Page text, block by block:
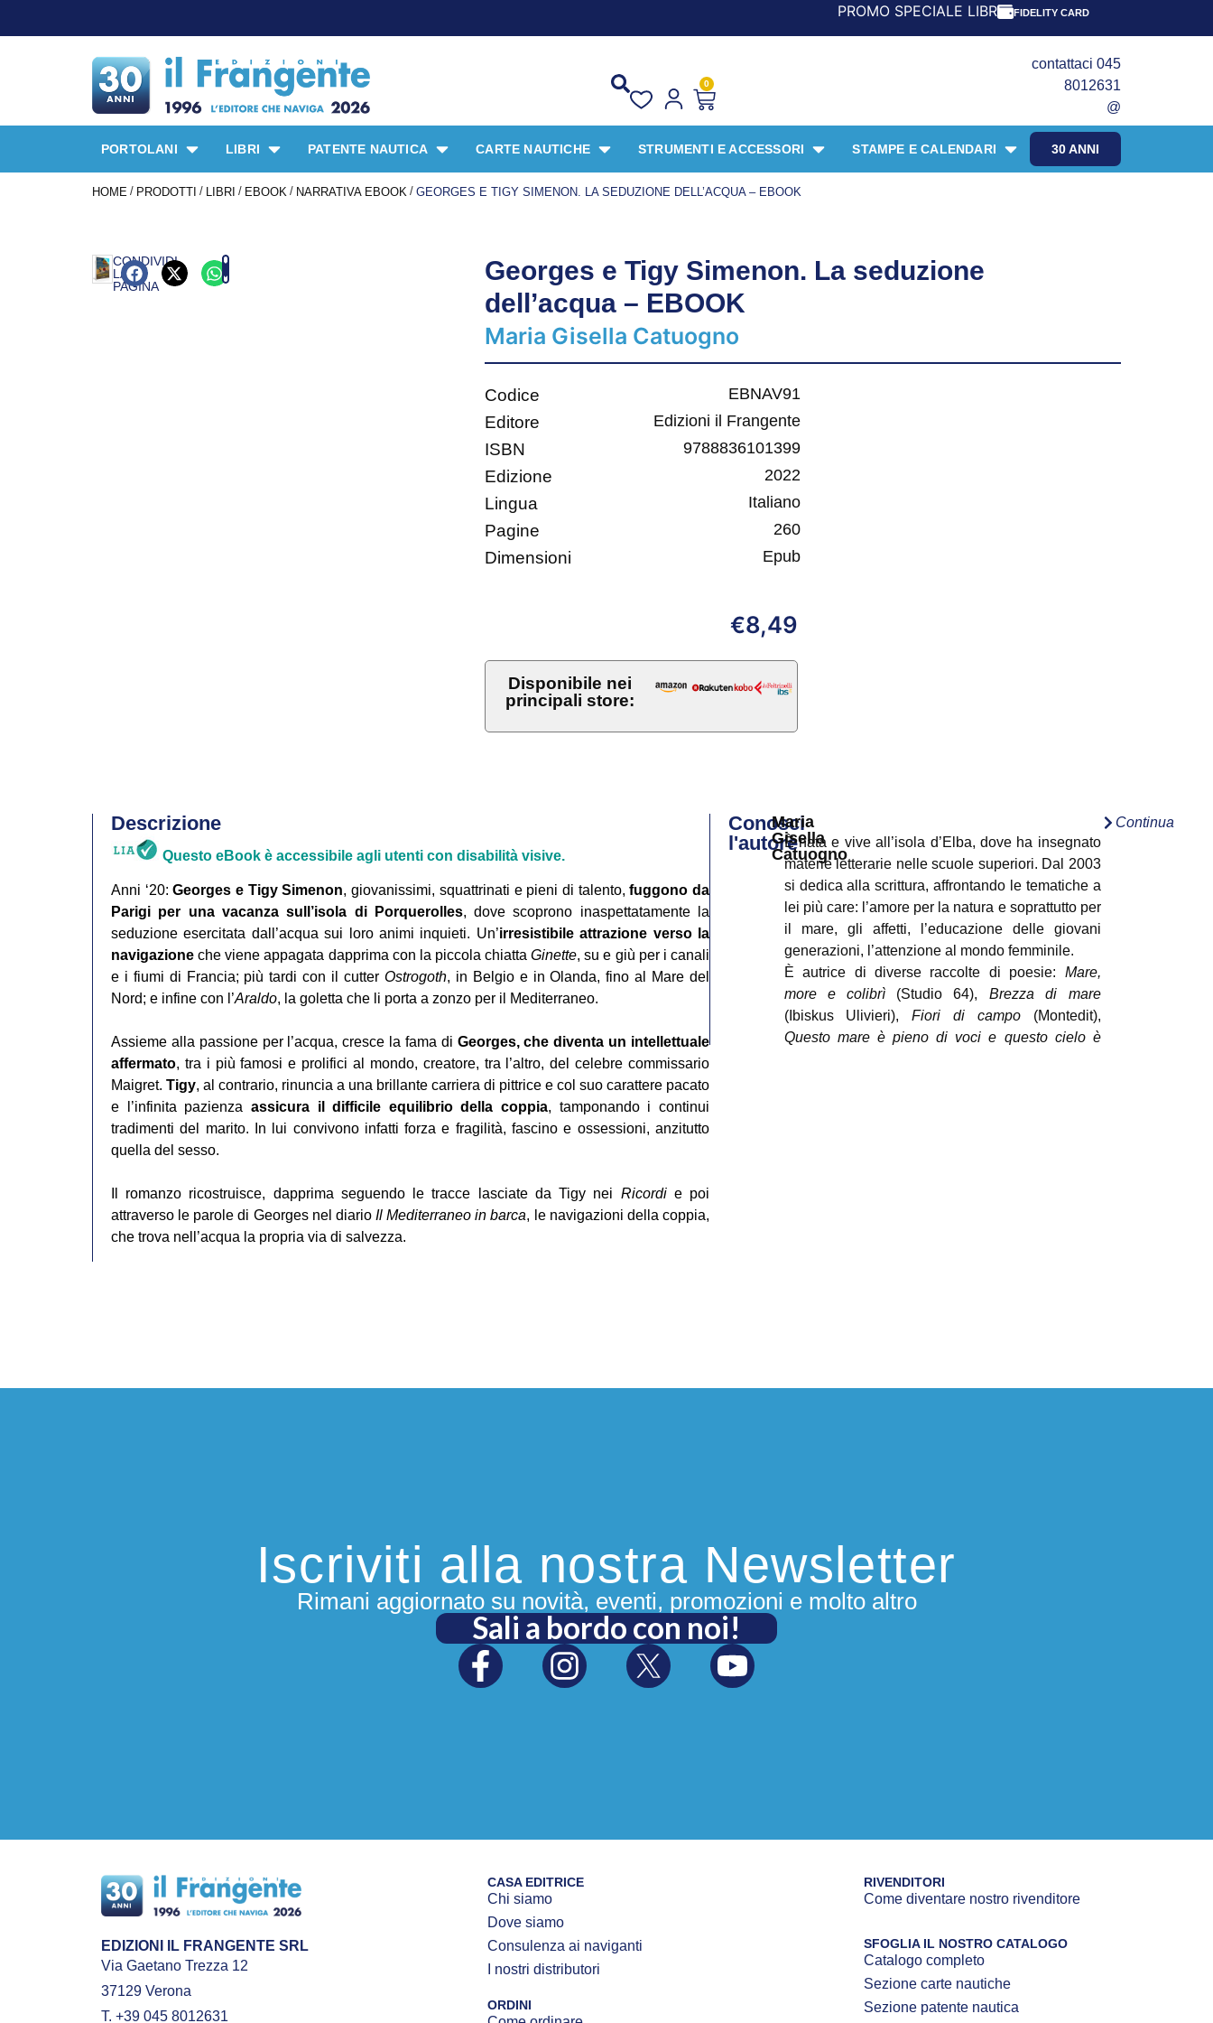
PROMO SPECIALE LIBRI PER I 30 ANNI DEL FRANGENTE!
FIDELITY CARD
0
contattaci 045
8012631
@
30 ANNI
PORTOLANI LIBRI PATENTE NAUTICA CARTE NAUTICHE STRUMENTI E ACCESSORI STAMPE E CALENDARI
HOME / PRODOTTI / LIBRI / EBOOK / NARRATIVA EBOOK / GEORGES E TIGY SIMENON. LA SEDUZIONE DELL’ACQUA – EBOOK
CONDIVIDI
LA
PAGINA
Georges e Tigy Simenon. La seduzione
dell’acqua – EBOOK
Maria Gisella Catuogno
Codice EBNAV91
Editore Edizioni il Frangente
ISBN 9788836101399
Edizione 2022
Lingua Italiano
Pagine 260
Dimensioni Epub
€8,49
Disponibile nei
principali store:
Descrizione
Questo eBook è accessibile agli utenti con disabilità visive.
Anni ‘20:Georges e Tigy Simenon, giovanissimi, squattrinati e pieni di talento,fuggono da
Parigi per una vacanza sull’isola di Porquerolles, dove scoprono inaspettatamente la
seduzione esercitata dall’acqua sui loro animi inquieti. Un’irresistibile attrazione verso la
navigazione che viene appagata dapprima con la piccola chiattaGinette, su e giù per i canali
e i fiumi di Francia; più tardi con il cutter Ostrogoth, in Belgio e in Olanda, fino al Mare del
Nord; e infine con l’Araldo, la goletta che li porta a zonzo per il Mediterraneo.
Assieme alla passione per l’acqua, cresce la fama di Georges, che diventa un intellettuale
affermato, tra i più famosi e prolifici al mondo, creatore, tra l’altro, del celebre commissario
Maigret. Tigy, al contrario, rinuncia a una brillante carriera di pittrice e col suo carattere pacato
e l’infinita pazienza assicura il difficile equilibrio della coppia, tamponando i continui
tradimenti del marito. In lui convivono infatti forza e fragilità, fascino e ossessioni, anzitutto
quella del sesso.
Il romanzo ricostruisce, dapprima seguendo le tracce lasciate da Tigy nei Ricordie poi
attraverso le parole di Georges nel diario Il Mediterraneo in barca, le navigazioni della coppia,
che trova nell’acqua la propria via di salvezza.
Conosci
l'autore
Maria
Gisella
Catuogno
È nata e vive all’isola d’Elba, dove ha insegnato
materie letterarie nelle scuole superiori. Dal 2003
si dedica alla scrittura, affrontando le tematiche a
lei più care: l’amore per la natura e soprattutto per
il mare, gli affetti, l’educazione delle giovani
generazioni, l’attenzione al mondo femminile.
È autrice di diverse raccolte di poesie: Mare,
more e colibrì(Studio 64), Brezza di mare
(Ibiskus Ulivieri), Fiori di campo(Montedit),
Questo mare è pieno di voci e questo cielo è
Continua
Iscriviti alla nostra Newsletter
Rimani aggiornato su novità, eventi, promozioni e molto altro
Sali a bordo con noi!
EDIZIONI IL FRANGENTE SRL
Via Gaetano Trezza 12
37129 Verona
T. +39 045 8012631
CASA EDITRICE
Chi siamo
Dove siamo
Consulenza ai naviganti
I nostri distributori
ORDINI
RIVENDITORI
Come diventare nostro rivenditore
SFOGLIA IL NOSTRO CATALOGO
Catalogo completo
Sezione carte nautiche
Sezione patente nautica